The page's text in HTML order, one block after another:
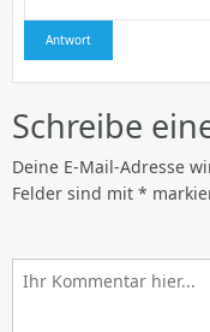
Antwort
Schreibe
Deine E-Mail-Adresse
Felder sind mit *